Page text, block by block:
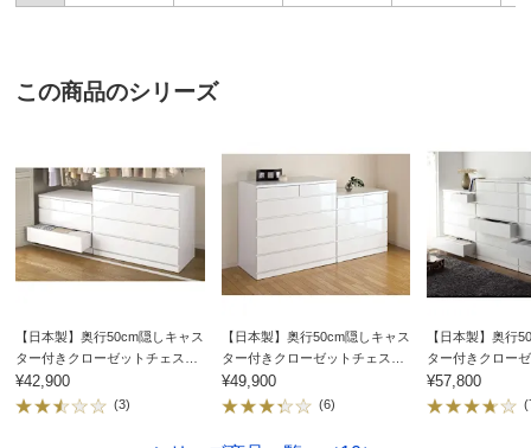
機械使用 38,500円～
大型商品の搬入について
■サイズ：幅100奥行50高さ78.5、引き出し奥行43.5cm・
重量約41kg
■前面…化粧合板、天板・側面…強化化粧合板
■引き出しは全段に落下防止のストッパー機能付き
■お客様にて隠しキャスター5個取付
■取り付け時間の目安は大人2名で20分以内です。
■完成品でお届けしますので、すぐにご使用になれます。
（お客様にてキャスターや簡単な取っ手の取り付けをして
いただきます。）
■配送：2週間前後配送
ホワイト
つやのある白で、見た目が非常にきれい。キャスターが
正面から見えないので、部屋に置いたときの見栄えがと
ても良い。欲をいうなら、キャスターにストッパーをつ
けて、ワンタッチで固定できるようなスイッチがあると
さらに便利で使いやすくなると思う。
2010/11/25
この商品のシリーズ
【日本製】奥行50cm隠しキャス
ター付きクローゼットチェスト
幅80cm・3段
¥42,900
(3)
【日本製】奥行50cm隠しキャス
ター付きクローゼットチェスト
幅80cm・4段
¥49,900
(6)
【日本製】奥行
ター付きクロー
幅80cm・5段
¥57,800